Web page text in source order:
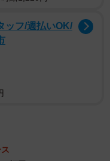
ッフ/週払いOK/